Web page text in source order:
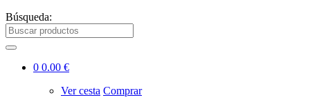
Búsqueda:
0 0.00 €
Ver cesta Comprar